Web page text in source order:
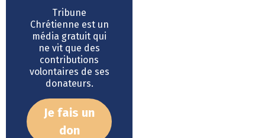
Tribune
Chrétienne est un
média gratuit qui
ne vit que des
contributions
volontaires de ses
donateurs.
Je fais un
don